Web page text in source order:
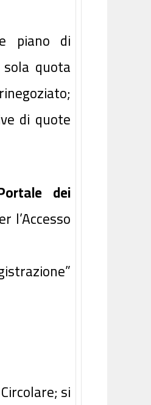
piano di
quota
di quote
dei
l’Accesso
si